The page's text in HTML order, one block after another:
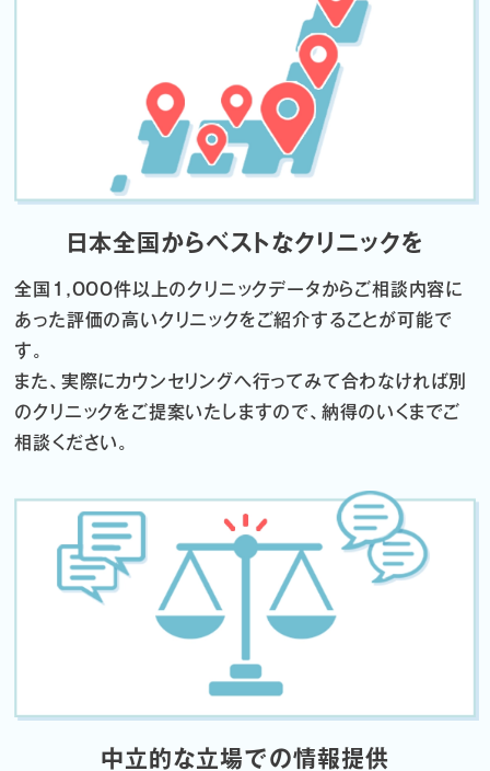
日本全国からベストなクリニックを
全国1,000件以上のクリニックデータからご相談内容に
あった評価の高いクリニックをご紹介することが可能で
す。
また、実際にカウンセリングへ行ってみて合わなければ別
のクリニックをご提案いたしますので、納得のいくまでご
相談ください。
中立的な立場での情報提供